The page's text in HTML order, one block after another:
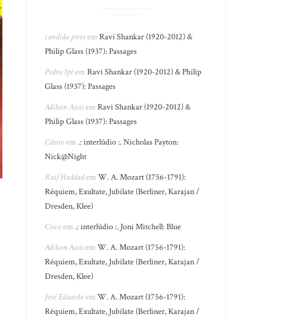
candida piresemRavi Shankar (1920-2012) &
Philip Glass (1937): Passages
Pedro IpêemRavi Shankar (1920-2012) & Philip
Glass (1937): Passages
Adilson AssisemRavi Shankar (1920-2012) &
Philip Glass (1937): Passages
Cássioem .: interlúdio :. Nicholas Payton:
Nick@Night
Raif HaddademW. A. Mozart (1756-1791):
Réquiem, Exultate, Jubilate (Berliner, Karajan /
Dresden, Klee)
Ciscoem .: interlúdio :. Joni Mitchell: Blue
Adilson AssisemW. A. Mozart (1756-1791):
Réquiem, Exultate, Jubilate (Berliner, Karajan /
Dresden, Klee)
José EduardoemW. A. Mozart (1756-1791):
Réquiem, Exultate, Jubilate (Berliner, Karajan /